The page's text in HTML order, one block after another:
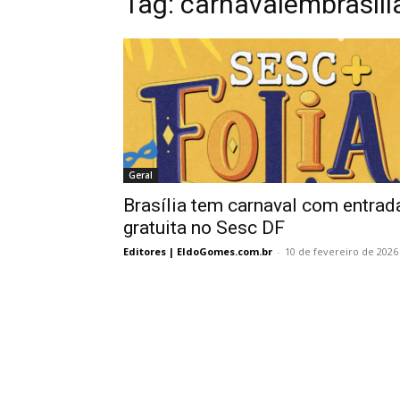
Geral
Brasília tem carnaval com
gratuita no Sesc DF
Editores | EldoGomes.com.br - 10 de fevereiro de 2026